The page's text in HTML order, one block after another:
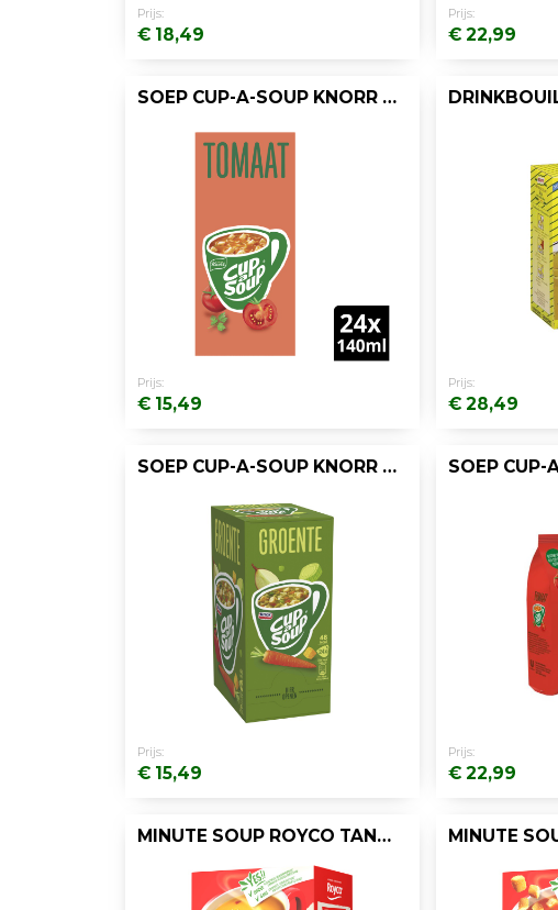
Prijs:
€ 18,49
Prijs:
€ 22,99
SOEP CUP-A-SOUP KNORR TOMATEN/DOOS 24
Prijs:
€ 15,49
Prijs:
€ 28,49
SOEP CUP-A-SOUP KNORR GROENTEN/DOOS 24
Prijs:
€ 15,49
Prijs:
€ 22,99
MINUTE SOUP ROYCO TANDOORI KIP 200ML/20